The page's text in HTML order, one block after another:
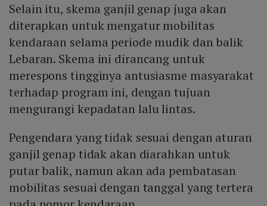
Selain itu, skema ganjil genap juga akan
diterapkan untuk mengatur mobilitas
kendaraan selama periode mudik dan balik
Lebaran. Skema ini dirancang untuk
merespons tingginya antusiasme masyarakat
terhadap program ini, dengan tujuan
mengurangi kepadatan lalu lintas.
Pengendara yang tidak sesuai dengan aturan
ganjil genap tidak akan diarahkan untuk
putar balik, namun akan ada pembatasan
mobilitas sesuai dengan tanggal yang tertera